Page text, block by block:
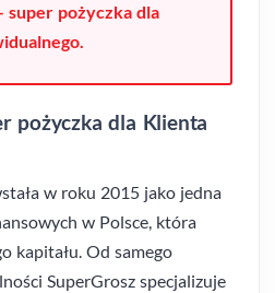
super pożyczka dla
pożyczka dla Klienta
w roku 2015 jako jedna
w Polsce, która
kapitału. Od samego
SuperGrosz specjalizuje